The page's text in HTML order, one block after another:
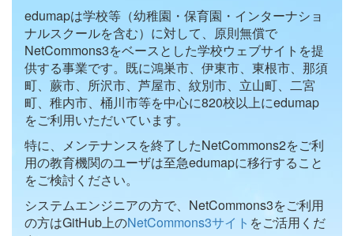
edumapは学校等（幼稚園・保育園・インターナショ
ナルスクールを含む）に対して、原則無償で
NetCommons3をベースとした学校ウェブサイトを提
供する事業です。既に鴻巣市、伊東市、東根市、那須
町、蕨市、所沢市、芦屋市、紋別市、立山町、二宮
町、稚内市、桶川市等を中心に820校以上にedumap
をご利用いただいています。
特に、メンテナンスを終了したNetCommons2をご利
用の教育機関のユーザは至急edumapに移行すること
をご検討ください。
システムエンジニアの方で、NetCommons3をご利用
の方はGitHub上のNetCommons3サイト をご活用くだ